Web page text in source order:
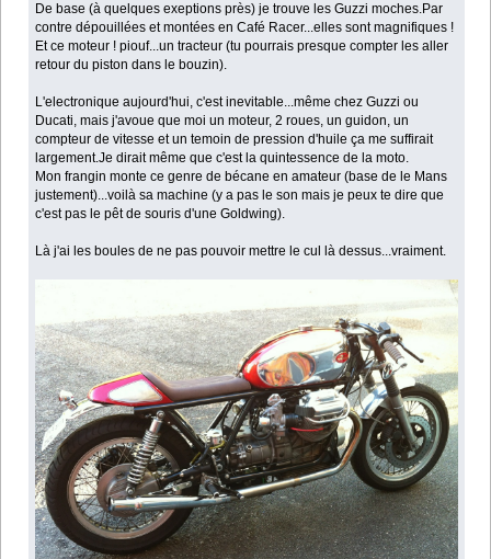
De base (à quelques exeptions près) je trouve les Guzzi moches.Par
contre dépouillées et montées en Café Racer...elles sont magnifiques !
Et ce moteur ! piouf...un tracteur (tu pourrais presque compter les aller
retour du piston dans le bouzin).
L'electronique aujourd'hui, c'est inevitable...même chez Guzzi ou
Ducati, mais j'avoue que moi un moteur, 2 roues, un guidon, un
compteur de vitesse et un temoin de pression d'huile ça me suffirait
largement.Je dirait même que c'est la quintessence de la moto.
Mon frangin monte ce genre de bécane en amateur (base de le Mans
justement)...voilà sa machine (y a pas le son mais je peux te dire que
c'est pas le pêt de souris d'une Goldwing).
Là j'ai les boules de ne pas pouvoir mettre le cul là dessus...vraiment.